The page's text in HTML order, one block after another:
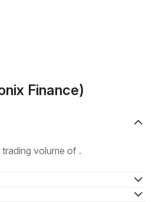
Finance)
volume of .